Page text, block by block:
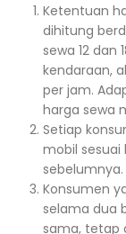
Ketentuan
dihitung
sewa 12 dan
kendaraan,
per jam.
harga sewa
Setiap
mobil sesuai
sebelumnya.
Konsumen
selama dua
sama, tetap